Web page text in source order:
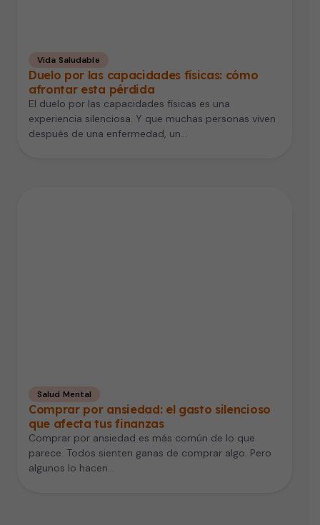
Vida Saludable
Duelo por las capacidades físicas: cómo
afrontar esta pérdida
El duelo por las capacidades físicas es una
experiencia silenciosa. Y que muchas personas viven
después de una enfermedad, un…
Salud Mental
Comprar por ansiedad: el gasto silencioso
que afecta tus finanzas
Comprar por ansiedad es más común de lo que
parece. Todos sienten ganas de comprar algo. Pero
algunos lo hacen…